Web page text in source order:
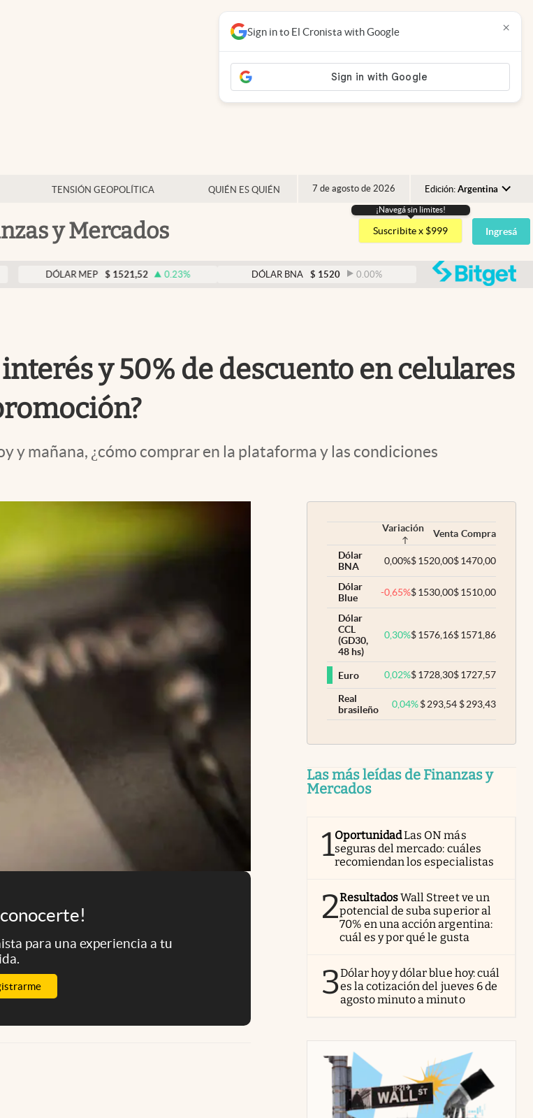
TENSIÓN GEOPOLÍTICA QUIÉN ES QUIÉN 7 de agosto de 2026 Edición: Argentina
Argentina
España
USA
y Mercados
¡Navegá sin limites!
Suscribite x $999 Ingresá
DÓLAR MEP $ 1521,52 0.23% DÓLAR BNA $ 1520 0.00% DÓLAR BLUE $ 1530
Sign in to El Cronista with Google ×
y 50% de descuento en celulares
y mañana, ¿cómo comprar en la plataforma y las condiciones
para una experiencia a tu
Variación Venta Compra
Dólar
BNA
0,00%$1520,00$1470,00
Dólar
Blue
-0,65%$1530,00$1510,00
Dólar
CCL
(GD30,
48 hs)
0,30%$1576,16$1571,86
Euro 0,02%$1728,30$1727,57
Real
brasileño
0,04% $293,54 $293,43
Las más leídas de Finanzas y
Mercados
1OportunidadLas ON más
seguras del mercado: cuáles
recomiendan los especialistas
2ResultadosWall Street ve un
potencial de suba superior al
70% en una acción argentina:
cuál es y por qué le gusta
3Dólar hoy y dólar blue hoy: cuál
es la cotización del jueves 6 de
agosto minuto a minuto